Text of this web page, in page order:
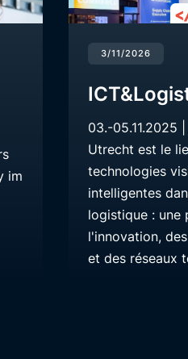
im
3/11/2026
03.-05.11.2025
Utrecht est le
technologies
intelligentes
logistique : une
l'innovation,
et des réseaux